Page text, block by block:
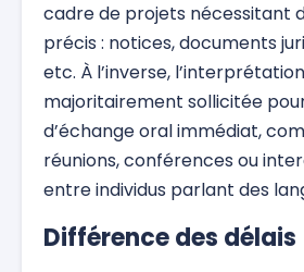
cadre de projets nécessitant
précis : notices, documents
etc. À l’inverse,
majoritairement sollicitée
d’échange oral immédiat,
réunions, conférences ou
entre individus parlant des
Différence des délais